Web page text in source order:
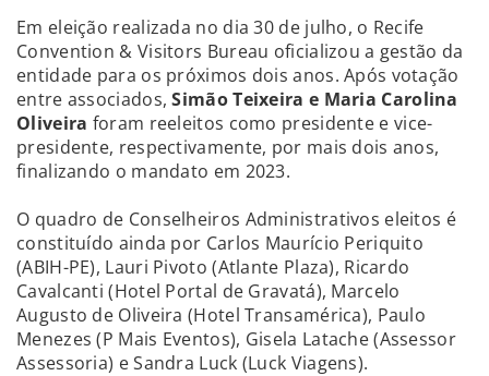
Em eleição realizada no dia 30 de julho, o Recife
Convention & Visitors Bureau oficializou a gestão da
entidade para os próximos dois anos. Após votação
entre associados,Simão Teixeira e Maria Carolina
Oliveira foram reeleitos como presidente e vice-
presidente, respectivamente, por mais dois anos,
finalizando o mandato em 2023.
O quadro de Conselheiros Administrativos eleitos é
constituído ainda por Carlos Maurício Periquito
(ABIH-PE), Lauri Pivoto (Atlante Plaza), Ricardo
Cavalcanti (Hotel Portal de Gravatá), Marcelo
Augusto de Oliveira (Hotel Transamérica), Paulo
Menezes (P Mais Eventos), Gisela Latache (Assessor
Assessoria) e Sandra Luck (Luck Viagens).